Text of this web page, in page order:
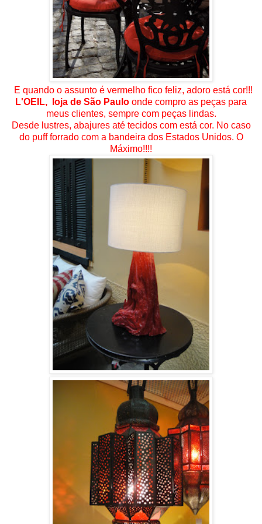
E quando o assunto é vermelho fico feliz, adoro está cor!!!
L'OEIL, loja de São Paulo onde compro as peças para
meus clientes, sempre com peças lindas.
Desde lustres, abajures até tecidos com está cor. No caso
do puff forrado com a bandeira dos Estados Unidos. O
Máximo!!!!